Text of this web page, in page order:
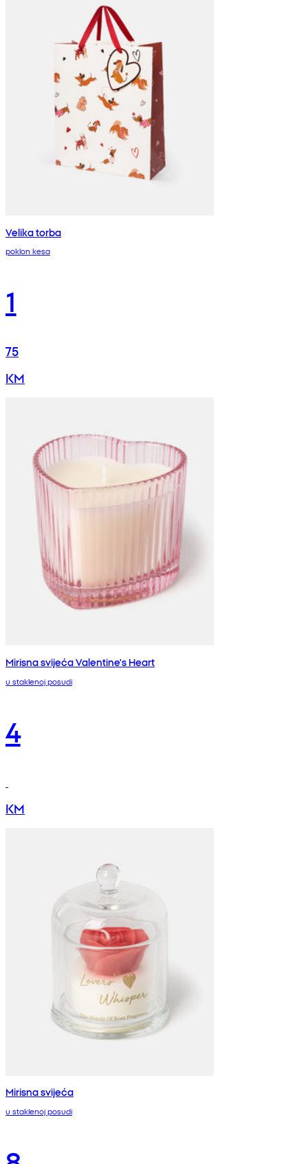
Velika torba
poklon kesa
1
75
KM
Mirisna svijeća Valentine's Heart
u staklenoj posudi
4
KM
Mirisna svijeća
u staklenoj posudi